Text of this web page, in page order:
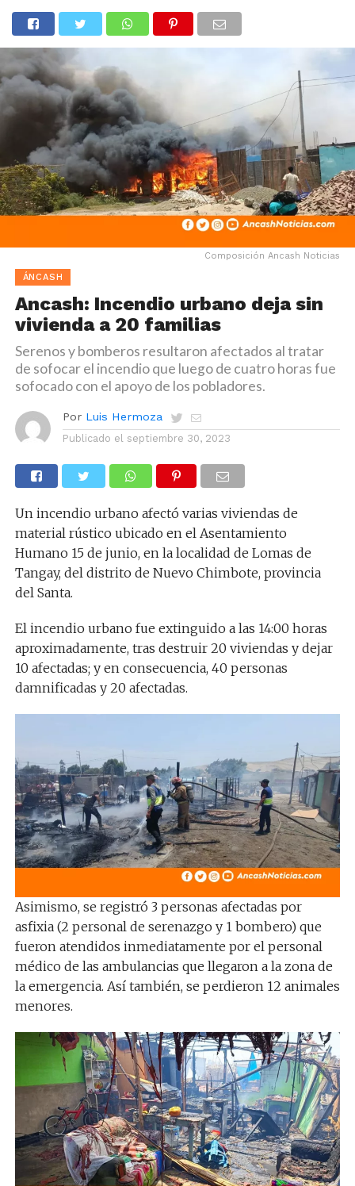
Composición Ancash Noticias
ÁNCASH
Ancash: Incendio urbano deja sin
vivienda a 20 familias
Serenos y bomberos resultaron afectados al tratar
de sofocar el incendio que luego de cuatro horas fue
sofocado con el apoyo de los pobladores.
Por Luis Hermoza
Publicado el septiembre 30, 2023
Un incendio urbano afectó varias viviendas de
material rústico ubicado en el Asentamiento
Humano 15 de junio, en la localidad de Lomas de
Tangay, del distrito de Nuevo Chimbote, provincia
del Santa.
El incendio urbano fue extinguido a las 14:00 horas
aproximadamente, tras destruir 20 viviendas y dejar
10 afectadas; y en consecuencia, 40 personas
damnificadas y 20 afectadas.
Asimismo, se registró 3 personas afectadas por
asfixia (2 personal de serenazgo y 1 bombero) que
fueron atendidos inmediatamente por el personal
médico de las ambulancias que llegaron a la zona de
la emergencia. Así también, se perdieron 12 animales
menores.